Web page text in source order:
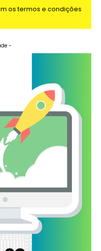
os termos e condições
-